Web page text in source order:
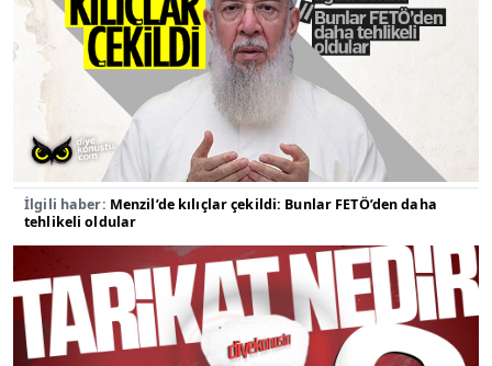
İlgili haber: Menzil’de kılıçlar çekildi: Bunlar FETÖ’den daha
tehlikeli oldular